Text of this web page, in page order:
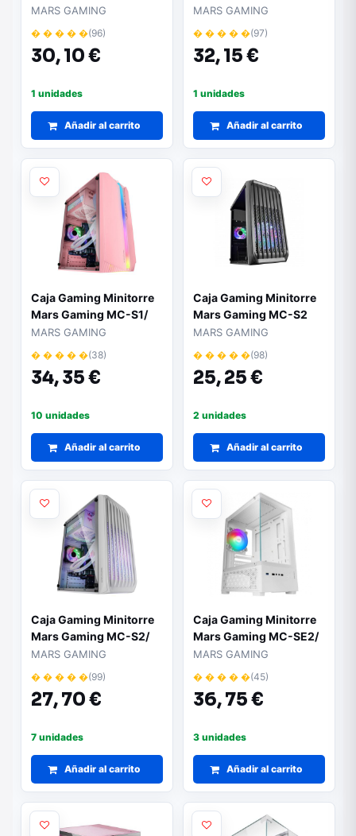
MARS GAMING
� � � � �(96)
30,10 €
1 unidades
Añadir al carrito
Blanca
MARS GAMING
� � � � �(97)
32,15 €
1 unidades
Añadir al carrito
Caja Gaming Minitorre
Mars Gaming MC-S1/
Rosa
MARS GAMING
� � � � �(38)
34,35 €
10 unidades
Añadir al carrito
Caja Gaming Minitorre
Mars Gaming MC-S2
MARS GAMING
� � � � �(98)
25,25 €
2 unidades
Añadir al carrito
Caja Gaming Minitorre
Mars Gaming MC-S2/
Blanco
MARS GAMING
� � � � �(99)
27,70 €
7 unidades
Añadir al carrito
Caja Gaming Minitorre
Mars Gaming MC-SE2/
Blanca
MARS GAMING
� � � � �(45)
36,75 €
3 unidades
Añadir al carrito